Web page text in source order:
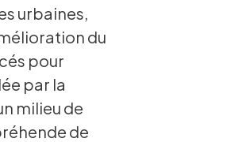
urbaines,
du
pour
par la
milieu de
de